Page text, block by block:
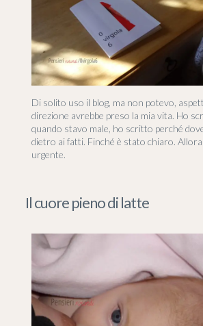
Di solito uso il blog, ma non potevo,
direzione avrebbe preso la mia vita. Ho
quando stavo male, ho scritto perché
dietro ai fatti. Finché è stato chiaro.
urgente.
Il cuore pieno di latte